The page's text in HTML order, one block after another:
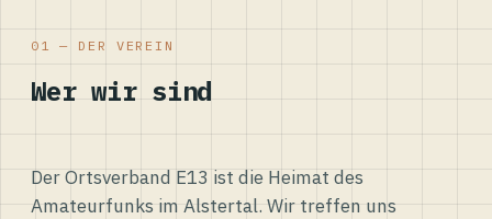
01 — DER VEREIN
Wer wir sind
Der Ortsverband E13 ist die Heimat des
Amateurfunks im Alstertal. Wir treffen uns